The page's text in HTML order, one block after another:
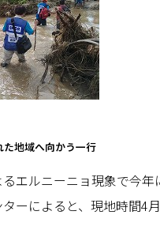
地域へ向かう一行
エルニーニョ現象で今
ーによると、現地時間4